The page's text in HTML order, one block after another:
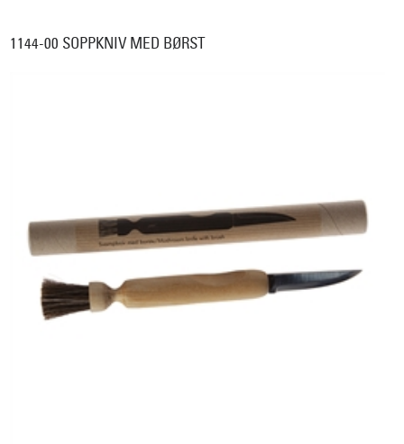
1144-00 SOPPKNIV MED BØRST